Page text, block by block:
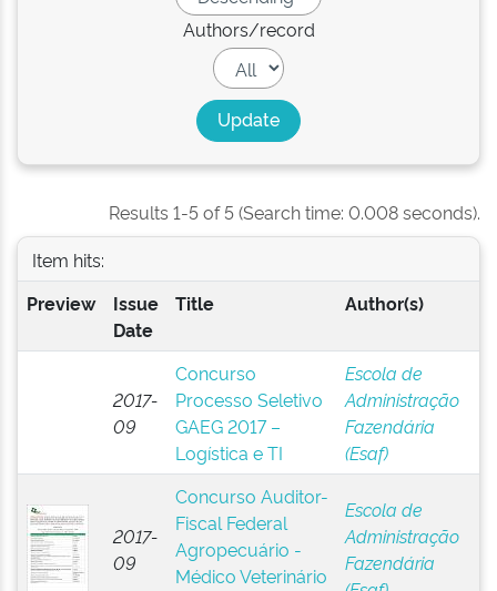
Authors/record
Results 1-5 of 5 (Search time: 0.008 seconds).
Item hits:
Preview
Issue
Date
Title Author(s)
2017-
09
Concurso
Processo Seletivo
GAEG 2017 –
Logística e TI
Escola de
Administração
Fazendária
(Esaf)
2017-
09
Concurso Auditor-
Fiscal Federal
Agropecuário -
Médico Veterinário
Escola de
Administração
Fazendária